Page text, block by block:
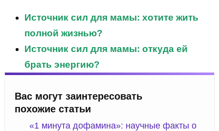
Источник сил для мамы: хотите жить
полной жизнью?
Источник сил для мамы: откуда ей
брать энергию?
Вас могут заинтересовать
похожие статьи
«1 минута дофамина»: научные факты о